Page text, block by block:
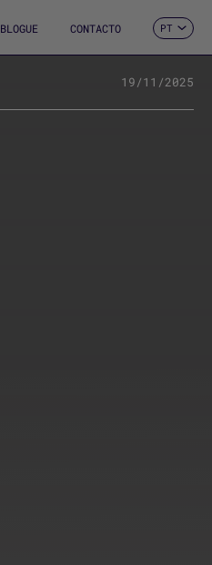
BLOGUE CONTACTO
EN
DE
PT
19/11/2025